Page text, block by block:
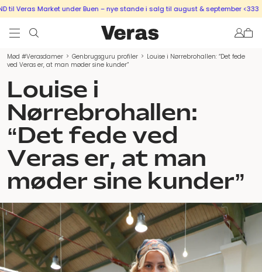
Market under Buen – nye stande i salg til august & september <333 SÆLG
Mød #Verasdamer > Genbrugsguru profiler > Louise i Nørrebrohallen: “Det fede
ved Veras er, at man møder sine kunder”
Louise i
Nørrebrohallen:
“Det fede ved
Veras er, at man
møder sine kunder”